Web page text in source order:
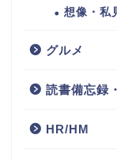
想像・私
グルメ
読書備忘録
HR/HM